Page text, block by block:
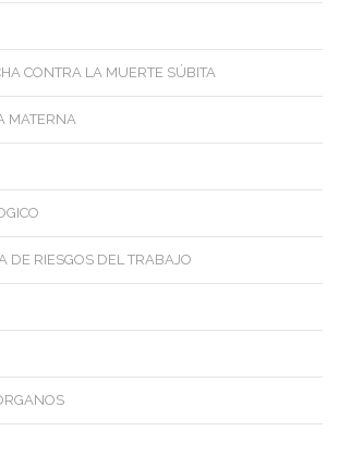
CONTRA LA MUERTE SÚBITA
MATERNA
DE RIESGOS DEL TRABAJO